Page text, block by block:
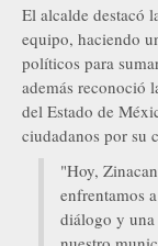
El alcalde destacó
equipo, haciendo
políticos para
además reconoció
del Estado de
ciudadanos por su
"Hoy,
enfrentamos
diálogo y